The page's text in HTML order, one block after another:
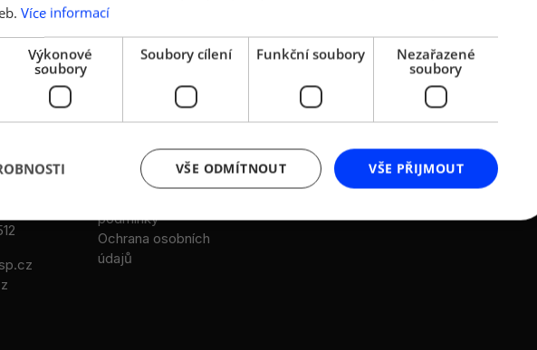
DALŠÍ ODKAZY
Stanovy AMSP ČR
Reference
TRADE NEWS
Cookies
podmínky
Ochrana osobních
údajů
LEGISLATIVA
Legislativní rada
Legislativní návrhy
O AMSP ČR
Představenstvo
Dozorčí rada
Více informací
Výkonové
soubory
Soubory cílení Funkční soubory
Nezařazené
soubory
VŠE PŘIJMOUT
VŠE ODMÍTNOUT